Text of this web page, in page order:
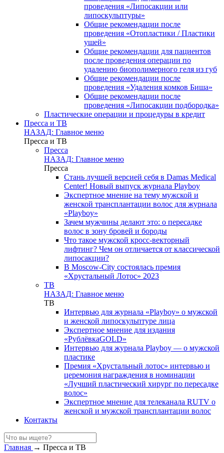
проведения «Липосакции или
липоскульптуры»
Общие рекомендации после
проведения «Отопластики / Пластики
ушей»
Общие рекомендации для пациентов
после проведения операции по
удалению биополимерного геля из губ
Общие рекомендации после
проведения «Удаления комков Биша»
Общие рекомендации после
проведения «Липосакции подбородка»
Пластические операции и процедуры в кредит
Пресса и ТВ
НАЗАД: Главное меню
Пресса и ТВ
Пресса
НАЗАД: Главное меню
Пресса
Стань лучшей версией себя в Damas Medical
Center! Новый выпуск журнала Playboy
Экспертное мнение на тему мужской и
женской трансплантации волос для журнала
«Playboy»
Зачем мужчины делают это: о пересадке
волос в зону бровей и бороды
Что такое мужской кросс-векторный
лифтинг? Чем он отличается от классической
липосакции?
В Moscow-City состоялась премия
«Хрустальный Лотос» 2023
ТВ
НАЗАД: Главное меню
ТВ
Интервью для журнала «Playboy» о мужской
и женской липоскульптуре лица
Экспертное мнение для издания
«РублёвкаGOLD»
Интервью для журнала Playboy — о мужской
пластике
Премия «Хрустальный лотос» интервью и
церемония награждения в номинации
«Лучший пластический хирург по пересадке
волос»
Экспертное мнение для телеканала RUTV о
женской и мужской трансплантации волос
Контакты
Главная → Пресса и ТВ